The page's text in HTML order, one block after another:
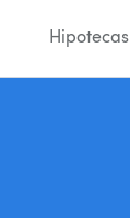
Hipotecas